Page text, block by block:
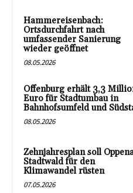
Hammereisenbach:
Ortsdurchfahrt nach
umfassender Sanierung
wieder geöffnet
08.05.2026
Offenburg erhält 3,3
Euro für Stadtumbau in
Bahnhofsumfeld und
08.05.2026
Zehnjahresplan soll
Stadtwald für den
Klimawandel rüsten
07.05.2026